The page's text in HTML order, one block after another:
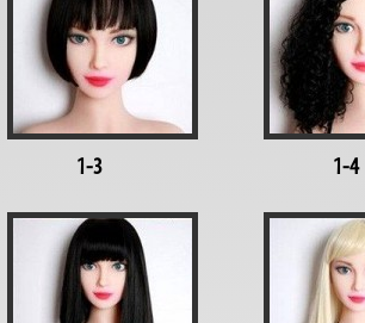
1-3 1-4